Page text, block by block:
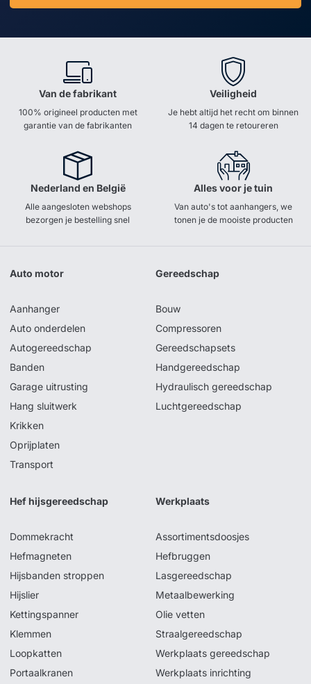
Van de fabrikant
100% origineel producten met
garantie van de fabrikanten
Veiligheid
Je hebt altijd het recht om binnen
14 dagen te retoureren
Nederland en België
Alle aangesloten webshops
bezorgen je bestelling snel
Alles voor je tuin
Van auto's tot aanhangers, we
tonen je de mooiste producten
Auto motor
Aanhanger
Auto onderdelen
Autogereedschap
Banden
Garage uitrusting
Hang sluitwerk
Krikken
Oprijplaten
Transport
Gereedschap
Bouw
Compressoren
Gereedschapsets
Handgereedschap
Hydraulisch gereedschap
Luchtgereedschap
Hef hijsgereedschap
Dommekracht
Hefmagneten
Hijsbanden stroppen
Hijslier
Kettingspanner
Klemmen
Loopkatten
Portaalkranen
Werkplaats
Assortimentsdoosjes
Hefbruggen
Lasgereedschap
Metaalbewerking
Olie vetten
Straalgereedschap
Werkplaats gereedschap
Werkplaats inrichting